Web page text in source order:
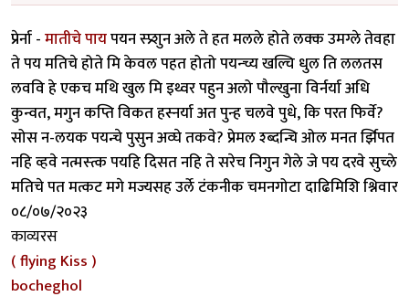
प्रेर्ना -मातीचे पायपयन स्प्र्शुन अले ते हत मलले होते लक्क उमग्ले तेवहा
ते पय मतिचे होते मि केवल पहत होतो पयन्च्य खल्चि धुल ति ललतस
लववि हे एकच मथि खुल मि इथ्वर पहुन अलो पौल्खुना विर्नर्या अधि
कुन्वत, मगुन कप्ति विकत हस्नर्या अत पुन्ह चलवे पुधे, कि परत फिर्वे?
सोस न-लयक पयन्चे पुसुन अव्घे तकवे? प्रेमल श्ब्दन्चि ओल मनत र्झिपत
नहि व्हवे नत्मस्त्क पयहि दिसत नहि ते सरेच निगुन गेले जे पय दरवे सुच्ले
मतिचे पत मत्कट मगे मज्यसह उर्ले टंकनीक चमनगोटा दाढिमिशि श्निवार
०८/०७/२०२३
काव्यरस
( flying Kiss )
bocheghol